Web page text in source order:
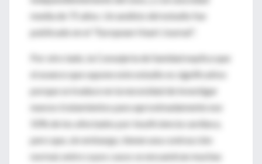
media de 75 años. Un análisis del estudio fue
publicado en el "European Heart Journal".
Por otro lado, la Consejería de Sanidad explica que
el avance que supone este estudio es significativo
porque se traduce en la necesidad de investigar
nuevos tratamientos para aproximadamente ese
50% de los afectados por insuficiencia cardíaca,
pero que, sin embargo, tienen una contracción
normal, entre cuyos casos se encuentran muchas